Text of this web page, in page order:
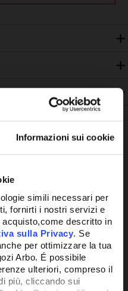
Informazioni sui cookie
simili necessari per
fornirti i nostri servizi e
descritto in
sulla Privacy. Se
per ottimizzare la tua
Arbo. É possibile
ulteriori, compreso il
più, cliccando sui
interessarti